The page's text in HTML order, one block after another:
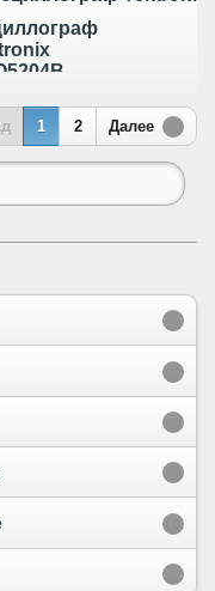
1 2 Далее